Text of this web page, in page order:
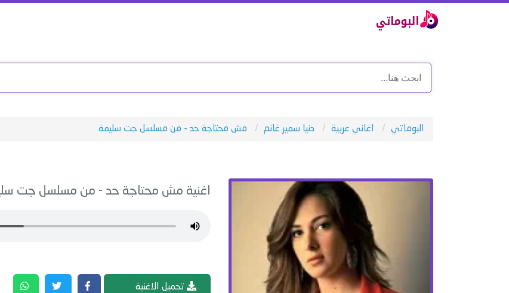
البوماتي اغاني عربية دنيا سمير غانم مش محتاجة حد - من مسلسل جت سليمة
اغنية مش محتاجة حد - من مسلسل جت
تحميل الاغنية